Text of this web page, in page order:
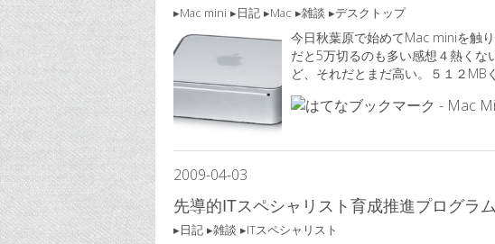
Mac mini 日記 Mac 雑談 デスクトップ
今日秋葉原で始めてMac miniを触
だと5万切るのも多い感想４熱く
ど、それだとまだ高い。５１２MB
2009-04-03
先導的ITスペシャリスト育成推進プログラム
日記 雑談 ITスペシャリスト